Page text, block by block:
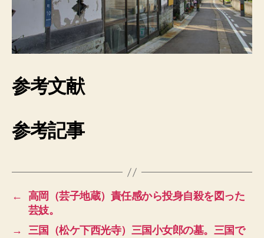
参考文献
参考記事
←
高岡（芸子地蔵）責任感から投身自殺を図った
芸妓。
→
三国（松ケ下西光寺）三国小女郎の墓。三国で